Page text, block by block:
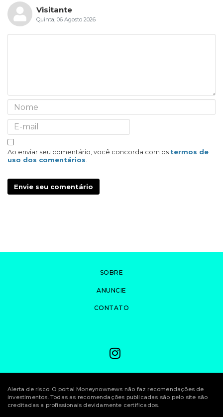
Visitante
Quinta, 06 Agosto 2026
Ao enviar seu comentário, você concorda com os termos de
uso dos comentários.
Envie seu comentário
SOBRE
ANUNCIE
CONTATO
Alerta de risco: O portal Moneynownews não faz recomendações de
investimentos. Todas as recomendações publicadas são pelo site são
creditadas a profissionais devidamente certificados.